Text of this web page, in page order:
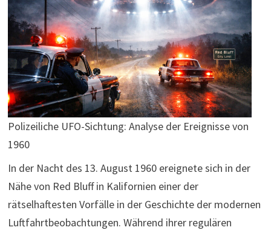
Polizeiliche UFO-Sichtung: Analyse der Ereignisse von
1960
In der Nacht des 13. August 1960 ereignete sich in der
Nähe von Red Bluff in Kalifornien einer der
rätselhaftesten Vorfälle in der Geschichte der modernen
Luftfahrtbeobachtungen. Während ihrer regulären